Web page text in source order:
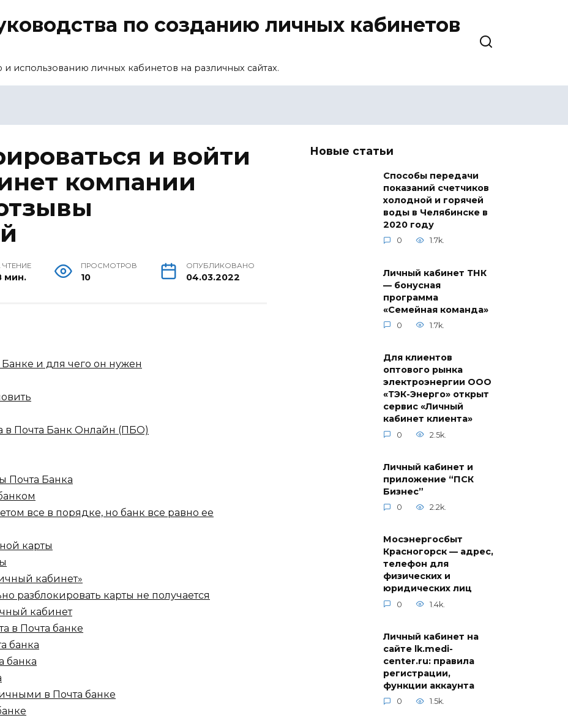
по созданию личных кабинетов
использованию личных кабинетов на различных сайтах.
и войти
компании
ЧТЕНИЕ
мин.
ПРОСМОТРОВ
10
ОПУБЛИКОВАНО
04.03.2022
Банке и для чего он нужен
в Почта Банк Онлайн (ПБО)
Почта Банка
все в порядке, но банк все равно ее
карты
кабинет»
разблокировать карты не получается
кабинет
в Почта банке
банка
банка
в Почта банке
Новые статьи
Способы передачи
показаний счетчиков
холодной и горячей
воды в Челябинске в
2020 году
0 1.7k.
Личный кабинет ТНК
— бонусная
программа
«Семейная команда»
0 1.7k.
Для клиентов
оптового рынка
электроэнергии ООО
«ТЭК-Энерго» открыт
сервис «Личный
кабинет клиента»
0 2.5k.
Личный кабинет и
приложение “ПСК
Бизнес”
0 2.2k.
Мосэнергосбыт
Красногорск — адрес,
телефон для
физических и
юридических лиц
0 1.4k.
Личный кабинет на
сайте lk.medi-
center.ru: правила
регистрации,
функции аккаунта
0 1.5k.